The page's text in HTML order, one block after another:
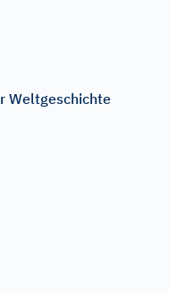
Weltgeschichte